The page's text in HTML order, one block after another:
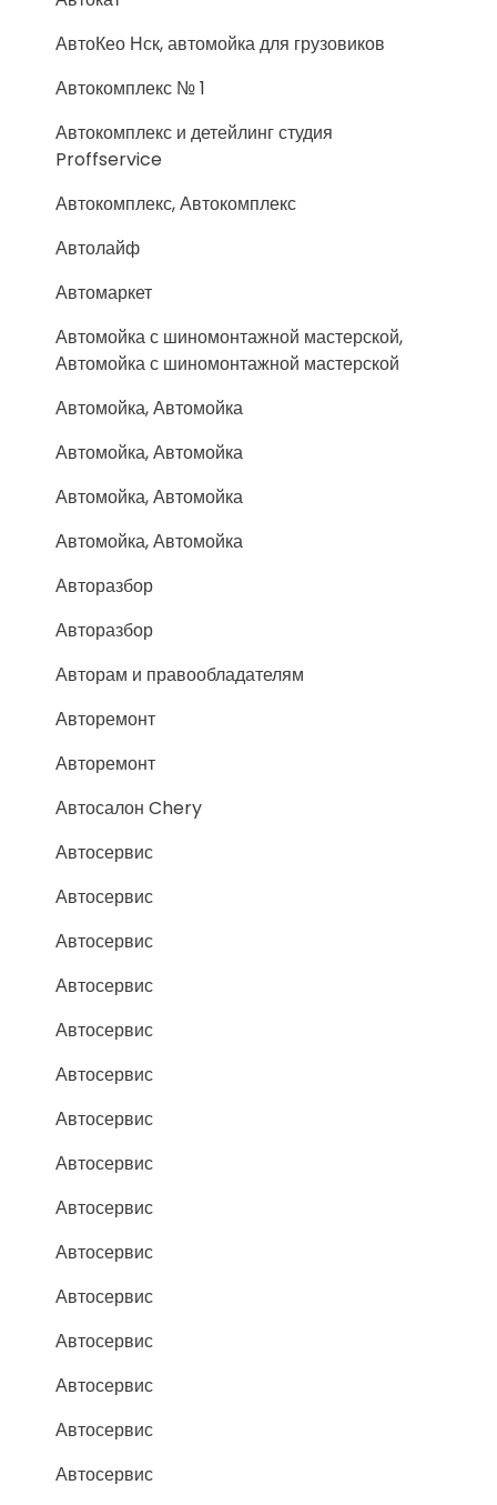
АвтоКео Нск, автомойка для грузовиков
Автокомплекс № 1
Автокомплекс и детейлинг студия
Proffservice
Автокомплекс, Автокомплекс
Автолайф
Автомаркет
Автомойка с шиномонтажной мастерской,
Автомойка с шиномонтажной мастерской
Автомойка, Автомойка
Автомойка, Автомойка
Автомойка, Автомойка
Автомойка, Автомойка
Авторазбор
Авторазбор
Авторам и правообладателям
Авторемонт
Авторемонт
Автосалон Chery
Автосервис
Автосервис
Автосервис
Автосервис
Автосервис
Автосервис
Автосервис
Автосервис
Автосервис
Автосервис
Автосервис
Автосервис
Автосервис
Автосервис
Автосервис